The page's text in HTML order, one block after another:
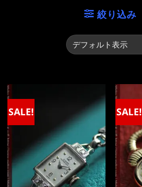
絞り込み
SALE! SALE!